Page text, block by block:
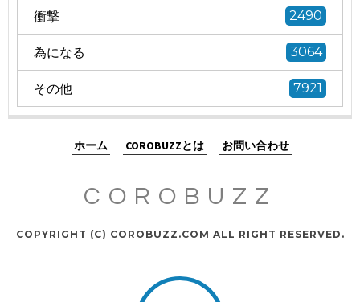
衝撃 2490
為になる 3064
その他 7921
ホーム COROBUZZとは お問い合わせ
COROBUZZ
COPYRIGHT (C) COROBUZZ.COM ALL RIGHT RESERVED.